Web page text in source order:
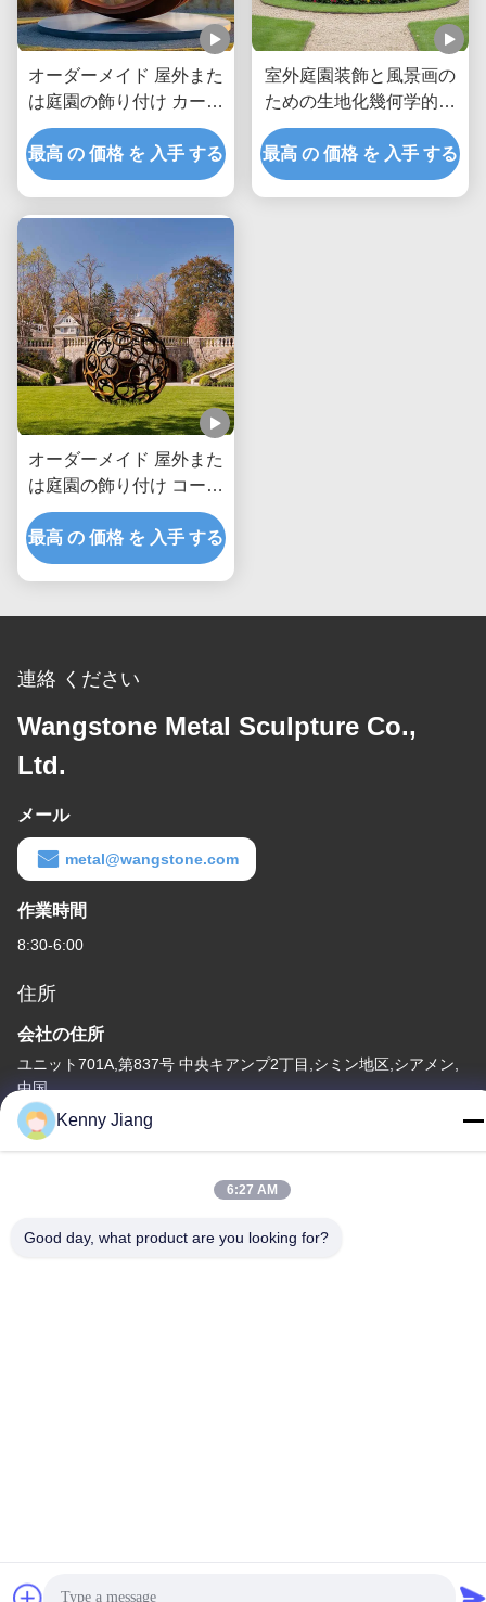
オーダーメイド 屋外また
は庭園の飾り付け カーテ
ン鋼リング
最高 の 価格 を 入手 する
室外庭園装飾と風景画の
ための生地化幾何学的コ
ーテン鋼彫刻
最高 の 価格 を 入手 する
オーダーメイド 屋外また
は庭園の飾り付け コーテ
ン 鋼の空洞ボール
最高 の 価格 を 入手 する
連絡 ください
Wangstone Metal Sculpture Co.,
Ltd.
メール
metal@wangstone.com
作業時間
8:30-6:00
住所
会社の住所
ユニット701A,第837号 中央キアンプ2丁目,シミン地区,シアメン,
中国
工場住所
86-592-5175705
Kenny Jiang
6:27 AM
Good day, what product are you looking for?